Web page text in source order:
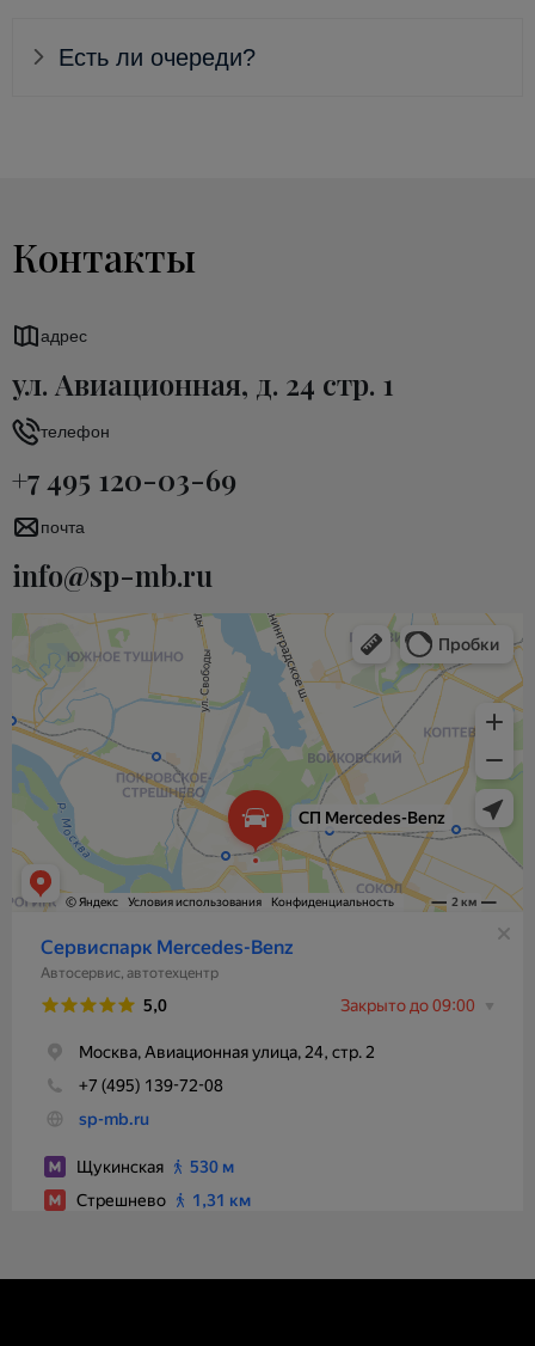
Есть ли очереди?
Контакты
адрес
ул. Авиационная, д. 24 стр. 1
телефон
+7 495 120-03-69
почта
info@sp-mb.ru